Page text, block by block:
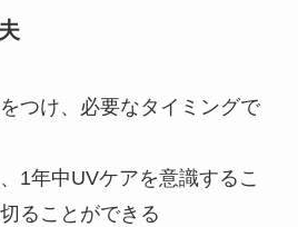
つけ、必要なタイミングで
1年中UVケアを意識するこ
ることができる